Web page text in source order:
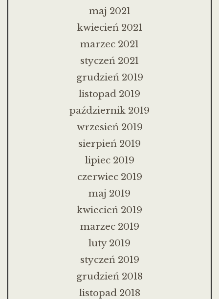
maj 2021
kwiecień 2021
marzec 2021
styczeń 2021
grudzień 2019
listopad 2019
październik 2019
wrzesień 2019
sierpień 2019
lipiec 2019
czerwiec 2019
maj 2019
kwiecień 2019
marzec 2019
luty 2019
styczeń 2019
grudzień 2018
listopad 2018